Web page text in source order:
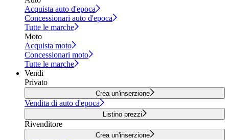
Acquista auto d'epoca
Concessionari auto d'epoca
Tutte le marche
Moto
Acquista moto
Concessionari moto
Tutte le marche
Vendi
Privato
Crea un'inserzione
Vendita di auto d'epoca
Listino prezzi
Rivenditore
Crea un'inserzione